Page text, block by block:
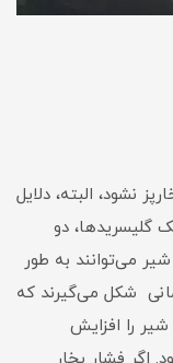
نشود، البته، دلایل
گلیسریدها، دو
می‌توانند به طور
شکل می‌گیرند که
را افزایش